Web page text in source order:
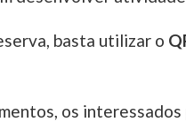
basta utilizar o
os